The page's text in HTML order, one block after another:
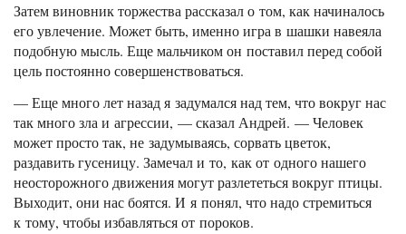
Затем виновник торжества рассказал о том, как начиналось
его увлечение. Может быть, именно игра в шашки навеяла
подобную мысль. Еще мальчиком он поставил перед собой
цель постоянно совершенствоваться.
— Еще много лет назад я задумался над тем, что вокруг нас
так много зла и агрессии, — сказал Андрей. — Человек
может просто так, не задумываясь, сорвать цветок,
раздавить гусеницу. Замечал и то, как от одного нашего
неосторожного движения могут разлететься вокруг птицы.
Выходит, они нас боятся. И я понял, что надо стремиться
к тому, чтобы избавляться от пороков.